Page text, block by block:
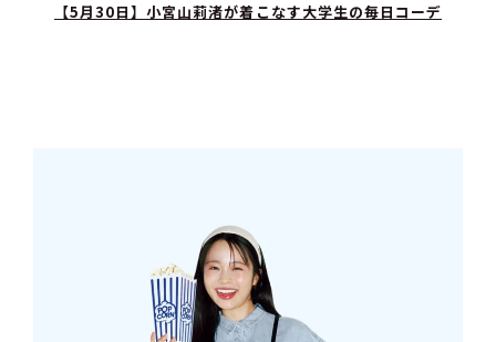
【5月30日】小宮山莉渚が着こなす大学生の毎日コーデ